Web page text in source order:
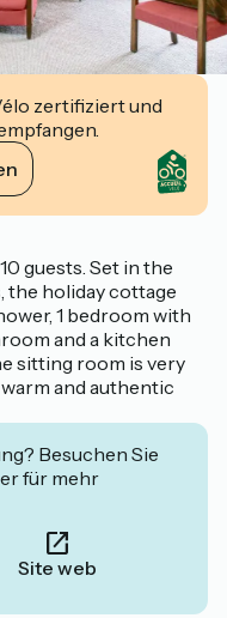
zertifiziert und
guests. Set in the
the holiday cottage
1 bedroom with
and a kitchen
sitting room is very
and authentic
Besuchen Sie
für mehr
Site web